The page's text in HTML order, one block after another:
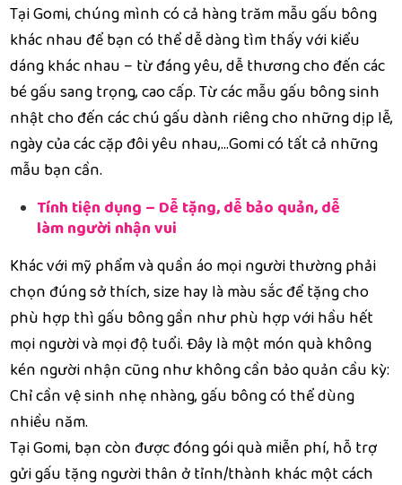
Tại Gomi, chúng mình có cả hàng trăm mẫu gấu bông
khác nhau để bạn có thể dễ dàng tìm thấy với kiểu
dáng khác nhau – từ đáng yêu, dễ thương cho đến các
bé gấu sang trọng, cao cấp. Từ các mẫu gấu bông sinh
nhật cho đến các chú gấu dành riêng cho những dịp lễ,
ngày của các cặp đôi yêu nhau,...Gomi có tất cả những
mẫu bạn cần.
Tính tiện dụng – Dễ tặng, dễ bảo quản, dễ
làm người nhận vui
Khác với mỹ phẩm và quần áo mọi người thường phải
chọn đúng sở thích, size hay là màu sắc để tặng cho
phù hợp thì gấu bông gần như phù hợp với hầu hết
mọi người và mọi độ tuổi. Đây là một món quà không
kén người nhận cũng như không cần bảo quản cầu kỳ:
Chỉ cần vệ sinh nhẹ nhàng, gấu bông có thể dùng
nhiều năm.
Tại Gomi, bạn còn được đóng gói quà miễn phí, hỗ trợ
gửi gấu tặng người thân ở tỉnh/thành khác một cách